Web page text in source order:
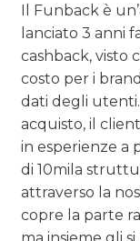
Il Funback è
lanciato 3 anni
cashback, visto
costo per i
dati degli
acquisto, il
in esperienze a
di 10mila
attraverso la
copre la parte